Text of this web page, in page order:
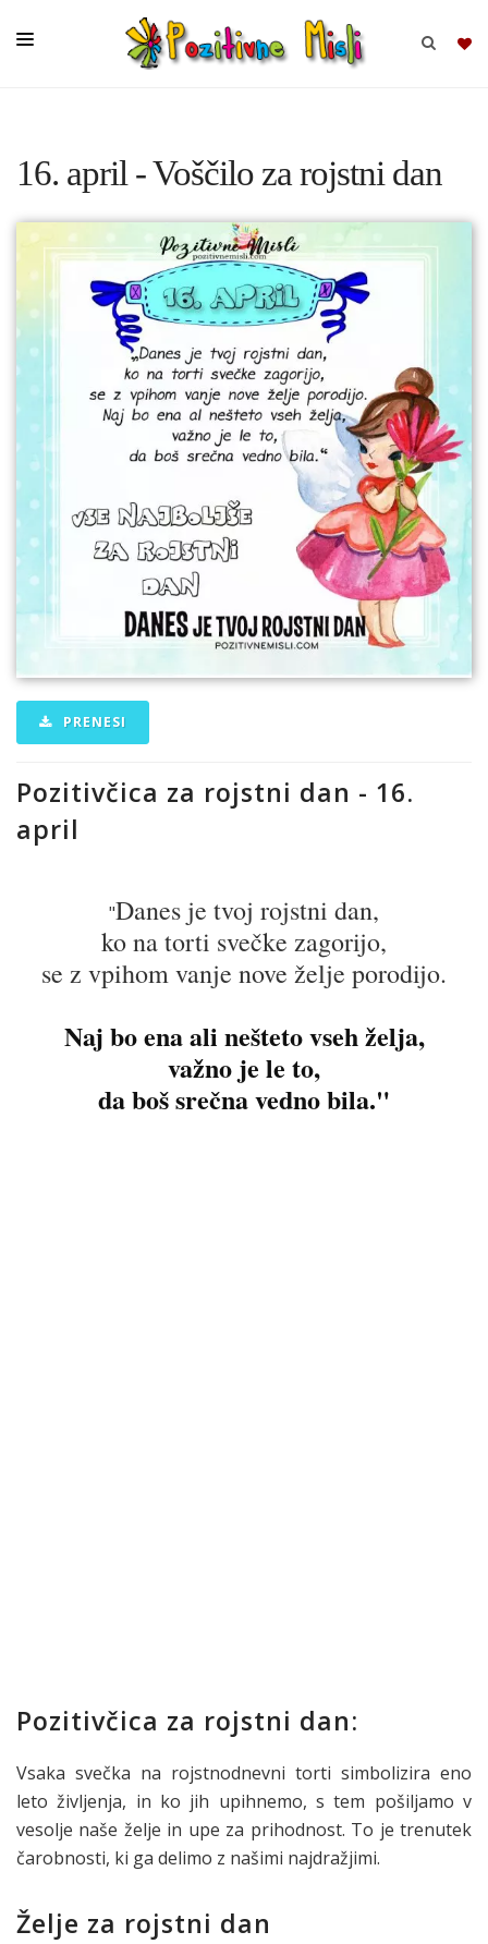
SKUPINE
MISLI
KOMPLETI
16. april - Voščilo za rojstni dan
PRENESI
Pozitivčica za rojstni dan - 16.
april
"Danes je tvoj rojstni dan,
ko na torti svečke zagorijo,
se z vpihom vanje nove želje porodijo.
Naj bo ena ali nešteto vseh želja,
važno je le to,
da boš srečna vedno bila."
Pozitivčica za rojstni dan:
Vsaka svečka na rojstnodnevni torti simbolizira eno
leto življenja, in ko jih upihnemo, s tem pošiljamo v
vesolje naše želje in upe za prihodnost. To je trenutek
čarobnosti, ki ga delimo z našimi najdražjimi.
Želje za rojstni dan